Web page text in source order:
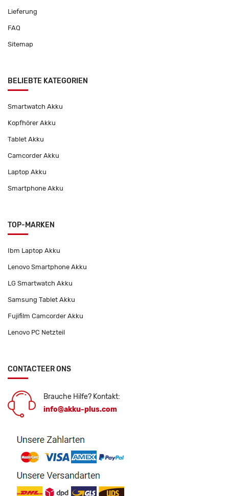
Lieferung
FAQ
Sitemap
BELIEBTE KATEGORIEN
Smartwatch Akku
Kopfhörer Akku
Tablet Akku
Camcorder Akku
Laptop Akku
Smartphone Akku
TOP-MARKEN
Ibm Laptop Akku
Lenovo Smartphone Akku
LG Smartwatch Akku
Samsung Tablet Akku
Fujifilm Camcorder Akku
Lenovo PC Netzteil
CONTACTEER ONS
Brauche Hilfe? Kontakt:
info@akku-plus.com